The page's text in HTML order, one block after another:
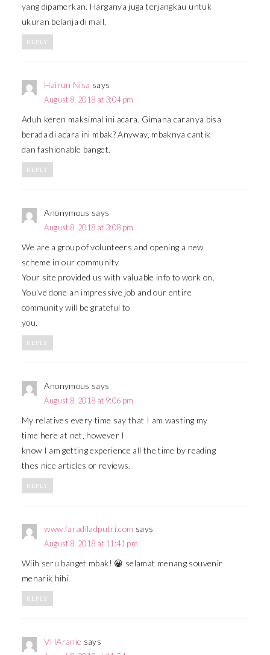
yang dipamerkan. Harganya juga terjangkau untuk
ukuran belanja di mall.
REPLY
Hairun Nisa says
August 8, 2018 at 3:04 pm
Aduh keren maksimal ini acara. Gimana caranya bisa
berada di acara ini mbak? Anyway, mbaknya cantik
dan fashionable banget.
REPLY
Anonymous says
August 8, 2018 at 3:08 pm
We are a group of volunteers and opening a new
scheme in our community.
Your site provided us with valuable info to work on.
You've done an impressive job and our entire
community will be grateful to
you.
REPLY
Anonymous says
August 8, 2018 at 9:06 pm
My relatives every time say that I am wasting my
time here at net, however I
know I am getting experience all the time by reading
thes nice articles or reviews.
REPLY
www.faradiladputri.com says
August 8, 2018 at 11:41 pm
Wiih seru banget mbak! 😀 selamat menang souvenir
menarik hihi
REPLY
VHAranie says